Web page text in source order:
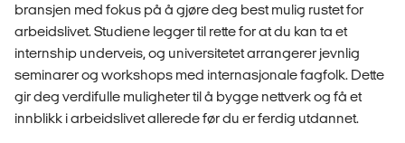
bransjen med fokus på å gjøre deg best mulig rustet for
arbeidslivet. Studiene legger til rette for at du kan ta et
internship underveis, og universitetet arrangerer jevnlig
seminarer og workshops med internasjonale fagfolk. Dette
gir deg verdifulle muligheter til å bygge nettverk og få et
innblikk i arbeidslivet allerede før du er ferdig utdannet.